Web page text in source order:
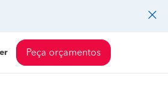
Peça orçamentos